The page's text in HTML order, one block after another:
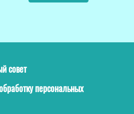
совет
персональных